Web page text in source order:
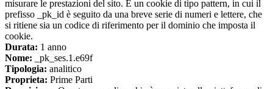
misurare le prestazioni del sito. È un cookie di tipo pattern, in cui il
prefisso _pk_id è seguito da una breve serie di numeri e lettere, che
si ritiene sia un codice di riferimento per il dominio che imposta il
cookie.
Durata: 1 anno
Nome: _pk_ses.1.e69f
Tipologia: analitico
Proprieta: Prime Parti